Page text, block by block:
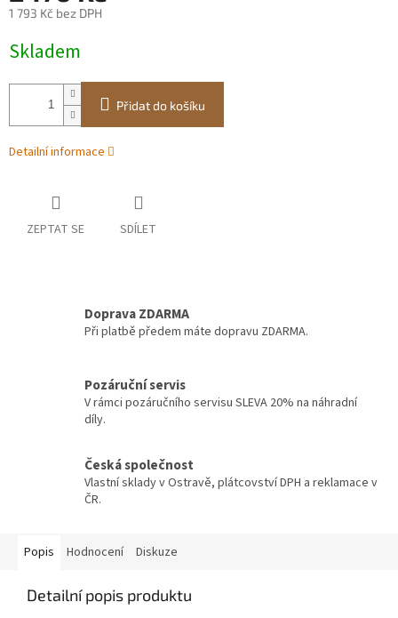
1 793 Kč bez DPH
cena:
Skladem
Přidat do košíku
Detailní informace
ZEPTAT SE SDÍLET
Doprava ZDARMA
Při platbě předem máte dopravu ZDARMA.
Pozáruční servis
V rámci pozáručního servisu SLEVA 20% na náhradní
díly.
Česká společnost
Vlastní sklady v Ostravě, plátcovství DPH a reklamace v
ČR.
Popis Hodnocení Diskuze
Detailní popis produktu